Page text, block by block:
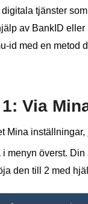
tjänster
av BankID
id med en metod
Via
Mina inställningar,
i menyn överst.
den till 2 med